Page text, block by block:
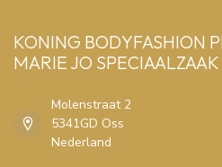
KONING BODYFASHION
MARIE JO SPECIAALZAAK
Molenstraat 2
5341GD Oss
Nederland